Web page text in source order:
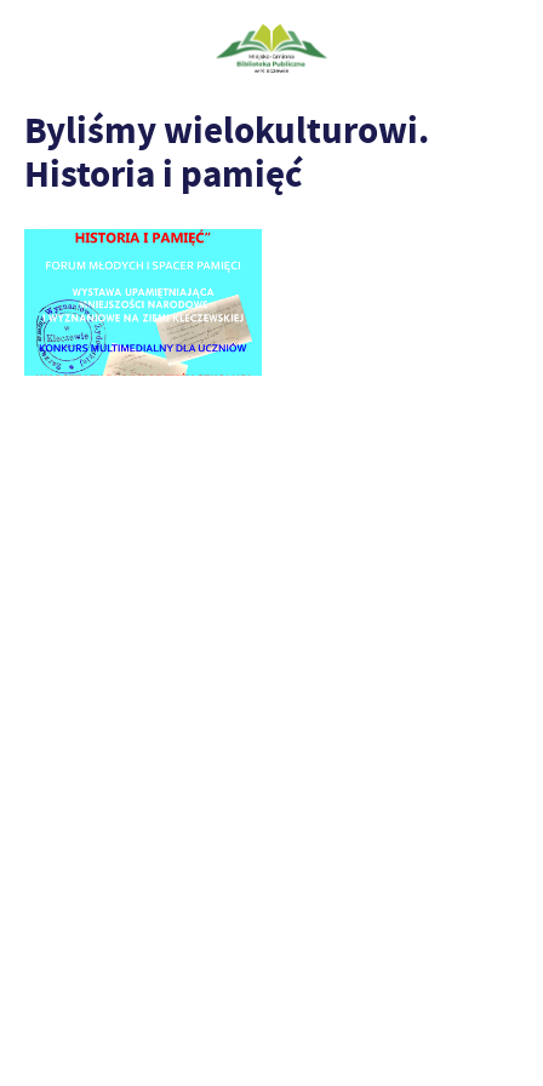
Byliśmy wielokulturowi.
Historia i pamięć